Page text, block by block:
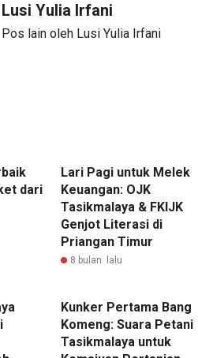
Lusi Yulia Irfani
Pos lain oleh Lusi Yulia Irfani
dari
Lari Pagi untuk Melek
Keuangan: OJK
Tasikmalaya & FKIJK
Genjot Literasi di
Priangan Timur
8 bulan lalu
Kunker Pertama Bang
Komeng: Suara Petani
Tasikmalaya untuk